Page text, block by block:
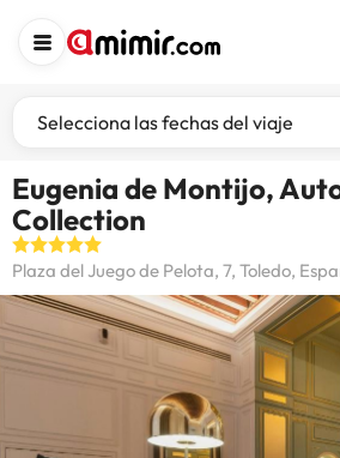
Selecciona las fechas del viaje
Eugenia de Montijo,
Collection
Plaza del Juego de Pelota, 7, Toledo,